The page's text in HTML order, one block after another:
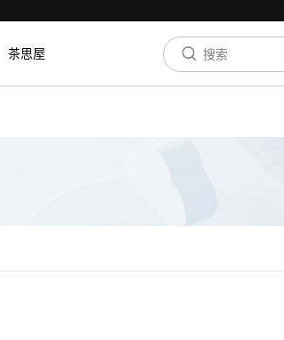
茶思屋